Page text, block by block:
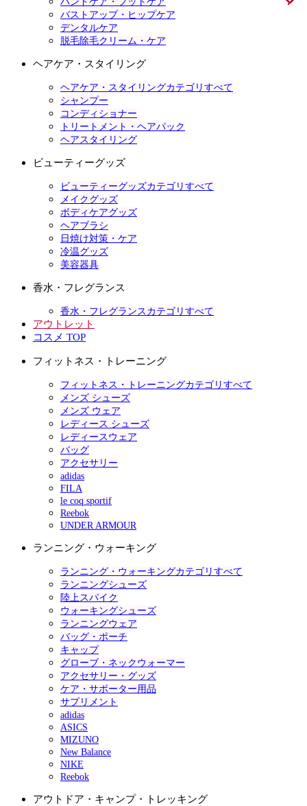
バストアップ・ヒップケア
デンタルケア
脱毛除毛クリーム・ケア
ヘアケア・スタイリング
ヘアケア・スタイリングカテゴリすべて
シャンプー
コンディショナー
トリートメント・ヘアパック
ヘアスタイリング
ビューティーグッズ
ビューティーグッズカテゴリすべて
メイクグッズ
ボディケアグッズ
ヘアブラシ
日焼け対策・ケア
冷温グッズ
美容器具
香水・フレグランス
香水・フレグランスカテゴリすべて
アウトレット
コスメ TOP
フィットネス・トレーニング
フィットネス・トレーニングカテゴリすべて
メンズ シューズ
メンズ ウェア
レディース シューズ
レディースウェア
バッグ
アクセサリー
adidas
FILA
le coq sportif
Reebok
UNDER ARMOUR
ランニング・ウォーキング
ランニング・ウォーキングカテゴリすべて
ランニングシューズ
陸上スパイク
ウォーキングシューズ
ランニングウェア
バッグ・ポーチ
キャップ
グローブ・ネックウォーマー
アクセサリー・グッズ
ケア・サポーター用品
サプリメント
adidas
ASICS
MIZUNO
New Balance
NIKE
Reebok
アウトドア・キャンプ・トレッキング